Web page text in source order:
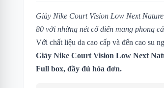
Giày Nike Court Vision Low Next Nature
80 với những nét cổ điển mang phong
Với chất liệu da cao cấp và đến cao su
Giày Nike Court Vision Low Next
Full box, đầy đủ hóa đơn.